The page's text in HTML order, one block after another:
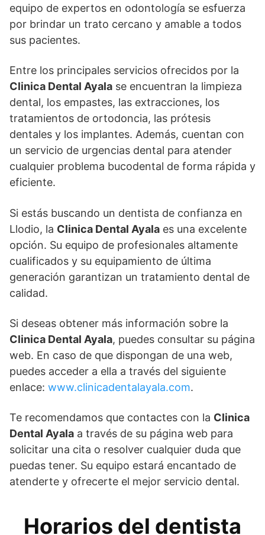
equipo de expertos en odontología se esfuerza
por brindar un trato cercano y amable a todos
sus pacientes.
Entre los principales servicios ofrecidos por la
Clinica Dental Ayala se encuentran la limpieza
dental, los empastes, las extracciones, los
tratamientos de ortodoncia, las prótesis
dentales y los implantes. Además, cuentan con
un servicio de urgencias dental para atender
cualquier problema bucodental de forma rápida y
eficiente.
Si estás buscando un dentista de confianza en
Llodio, la Clinica Dental Ayala es una excelente
opción. Su equipo de profesionales altamente
cualificados y su equipamiento de última
generación garantizan un tratamiento dental de
calidad.
Si deseas obtener más información sobre la
Clinica Dental Ayala, puedes consultar su página
web. En caso de que dispongan de una web,
puedes acceder a ella a través del siguiente
enlace: www.clinicadentalayala.com.
Te recomendamos que contactes con la Clinica
Dental Ayala a través de su página web para
solicitar una cita o resolver cualquier duda que
puedas tener. Su equipo estará encantado de
atenderte y ofrecerte el mejor servicio dental.
Horarios del dentista